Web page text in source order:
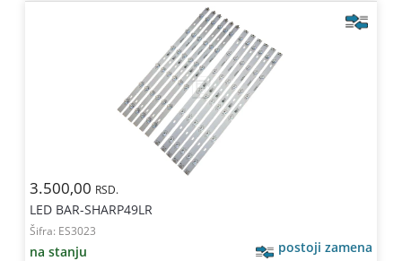
3.500,00 RSD.
LED BAR-SHARP49LR
Šifra: ES3023
na stanju postoji zamena